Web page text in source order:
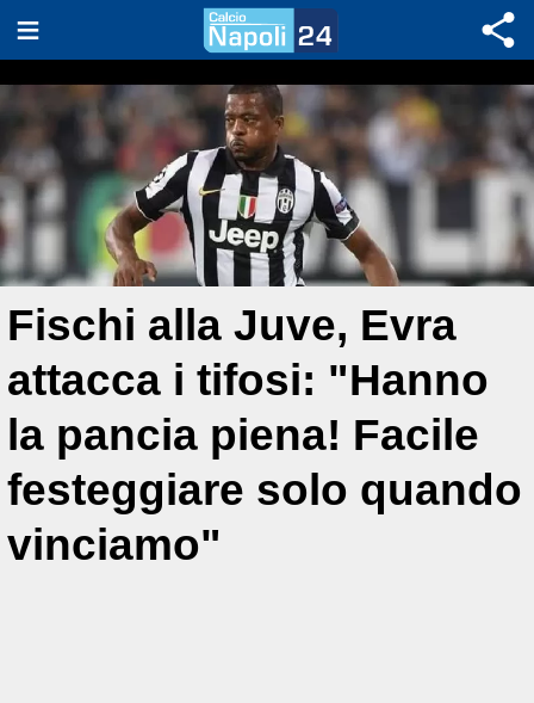
Fischi alla Juve, Evra
attacca i tifosi: "Hanno
la pancia piena! Facile
festeggiare solo quando
vinciamo"